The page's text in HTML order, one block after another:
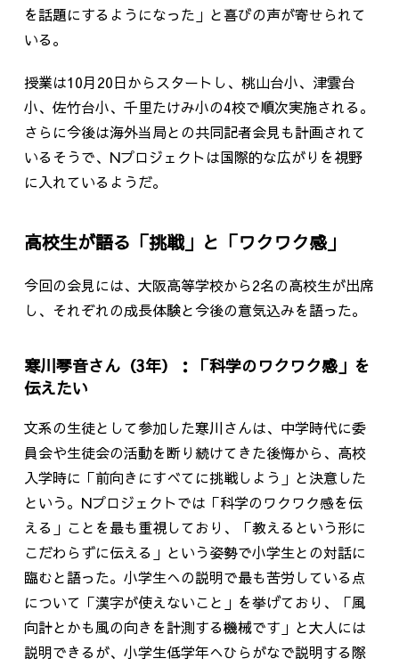
を話題にするようになった」と喜びの声が寄せられて
いる。
授業は10月20日からスタートし、桃山台小、津雲台
小、佐竹台小、千里たけみ小の4校で順次実施される。
さらに今後は海外当局との共同記者会見も計画されて
いるそうで、Nプロジェクトは国際的な広がりを視野
に入れているようだ。
高校生が語る「挑戦」と「ワクワク感」
今回の会見には、大阪高等学校から2名の高校生が出席
し、それぞれの成長体験と今後の意気込みを語った。
寒川琴音さん（3年）：「科学のワクワク感」を
伝えたい
文系の生徒として参加した寒川さんは、中学時代に委
員会や生徒会の活動を断り続けてきた後悔から、高校
入学時に「前向きにすべてに挑戦しよう」と決意した
という。Nプロジェクトでは「科学のワクワク感を伝
える」ことを最も重視しており、「教えるという形に
こだわらずに伝える」という姿勢で小学生との対話に
臨むと語った。小学生への説明で最も苦労している点
について「漢字が使えないこと」を挙げており、「風
向計とかも風の向きを計測する機械です」と大人には
説明できるが、小学生低学年へひらがなで説明する際